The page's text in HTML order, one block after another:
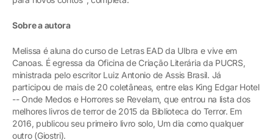
Sobre a autora
Melissa é aluna do curso de Letras EAD da Ulbra e vive em
Canoas. É egressa da Oficina de Criação Literária da PUCRS,
ministrada pelo escritor Luiz Antonio de Assis Brasil. Já
participou de mais de 20 coletâneas, entre elas King Edgar Hotel
-- Onde Medos e Horrores se Revelam, que entrou na lista dos
melhores livros de terror de 2015 da Biblioteca do Terror. Em
2016, publicou seu primeiro livro solo, Um dia como qualquer
outro (Giostri).